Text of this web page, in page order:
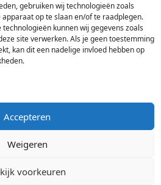
gebruiken wij technologieën zoals
op te slaan en/of te raadplegen.
kunnen wij gegevens zoals
site verwerken. Als je geen toestemming
kan dit een nadelige invloed hebben op
Accepteren
Weigeren
voorkeuren
(geen bezoekadres)
info@dutchlrs.nl
+31 45 2123953
2026 Dutch LRS